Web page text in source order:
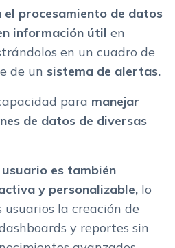
procesamiento de datos
información útil en
en un cuadro de
de un sistema de alertas.
para manejar
de datos de diversas
es también
y personalizable, lo
la creación de
y reportes sin